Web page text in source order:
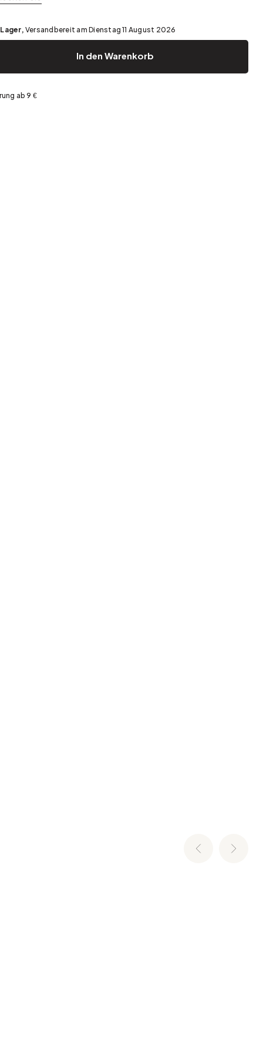
Versandbereit am Dienstag 11 August 2026
In den Warenkorb
ab 9 €